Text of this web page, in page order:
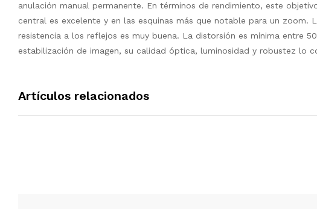
anulación manual permanente. En términos de rendimiento, este
central es excelente y en las esquinas más que notable para un
resistencia a los reflejos es muy buena. La distorsión es mínima entre
estabilización de imagen, su calidad óptica, luminosidad y robustez lo
Artículos relacionados